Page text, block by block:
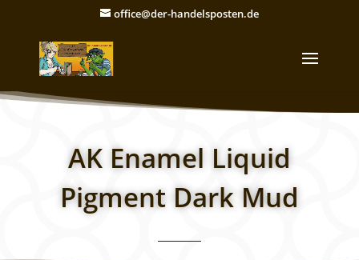
office@der-handelsposten.de
AK Enamel Liquid
Pigment Dark Mud